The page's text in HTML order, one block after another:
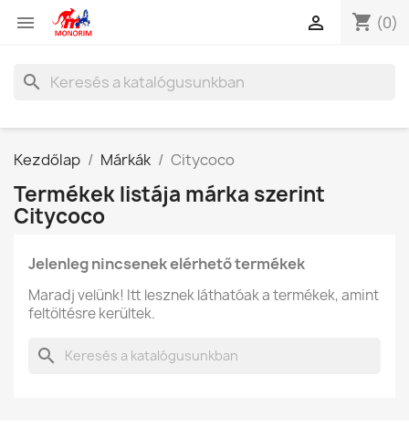
 shopping_cart (0)

search
Kezdőlap Márkák Citycoco
Termékek listája márka szerint
Citycoco
Jelenleg nincsenek elérhető termékek
Maradj velünk! Itt lesznek láthatóak a termékek, amint
feltöltésre kerültek.
search